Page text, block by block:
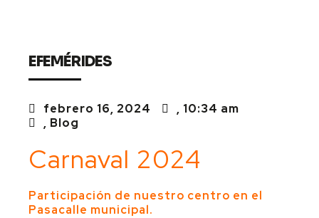
EFEMÉRIDES
febrero 16, 2024 , 10:34 am
, Blog
Carnaval 2024
Participación de nuestro centro en el
Pasacalle municipal.